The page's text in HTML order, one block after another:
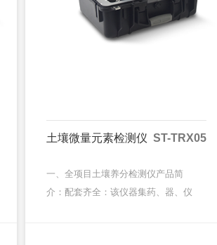
土壤微量元素检测仪 ST-TRX05
一、全项目土壤养分检测仪产品简
介：配套齐全：该仪器集药、器、仪